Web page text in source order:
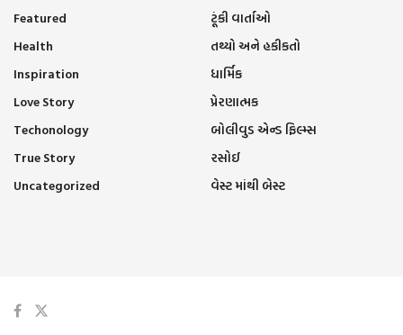
Featured
Health
Inspiration
Love Story
Techonology
True Story
Uncategorized
ટૂંકી વાર્તાઓ
તથ્યો અને હકીકતો
ધાર્મિક
પ્રેરણાત્મક
બોલીવુડ એન્ડ ફિલ્મ્સ
રસોઈ
વેસ્ટ માંથી બેસ્ટ